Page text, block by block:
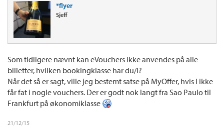
*flyer
Sjeff
Som tidligere nævnt kan eVouchers ikke anvendes på alle
billetter, hvilken bookingklasse har du/I?
Når det så er sagt, ville jeg bestemt satse på MyOffer, hvis I ikke
får fat i nogle vouchers. Der er godt nok langt fra Sao Paulo til
Frankfurt på økonomiklasse
21/12/15